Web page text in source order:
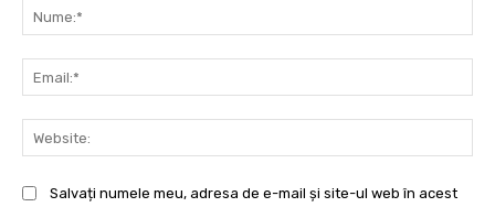
Salvați numele meu, adresa de e-mail și site-ul web în acest